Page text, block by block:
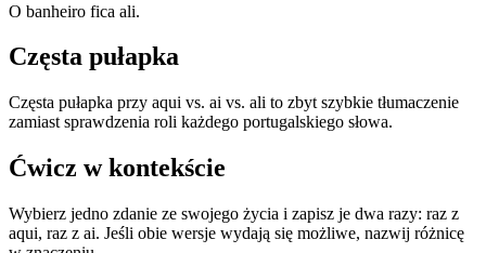
O banheiro fica ali.
Częsta pułapka
Częsta pułapka przy aqui vs. ai vs. ali to zbyt szybkie tłumaczenie
zamiast sprawdzenia roli każdego portugalskiego słowa.
Ćwicz w kontekście
Wybierz jedno zdanie ze swojego życia i zapisz je dwa razy: raz z
aqui, raz z ai. Jeśli obie wersje wydają się możliwe, nazwij różnicę